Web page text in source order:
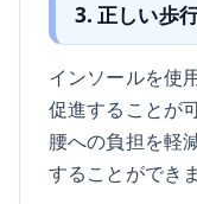
3. 正しい歩
インソールを使
促進することが
腰への負担を軽
することができま